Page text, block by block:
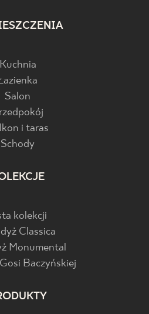
Kuchnia
Salon
i taras
Schody
kolekcji
Classica
Monumental
Baczyńskiej